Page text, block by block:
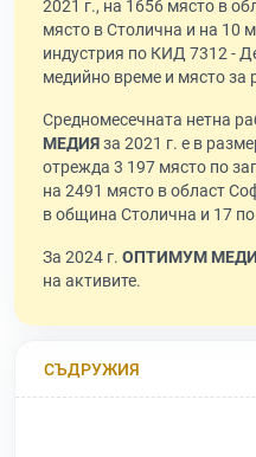
2021 г., на 1656 място в
място в Столична и на 10
индустрия по КИД 7312 -
медийно време и място за
Средномесечната нетна
МЕДИЯза 2021 г. е в
отрежда 3 197 място по
на 2491 място в област
в община Столична и 17
За 2024 г. ОПТИМУМ
на активите.
СЪДРУЖИЯ